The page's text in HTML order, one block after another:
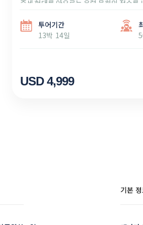
중세 현대를 아우르는 유럽 문화의 정수를
USD 4,999
투어기간
13박 14일
기본